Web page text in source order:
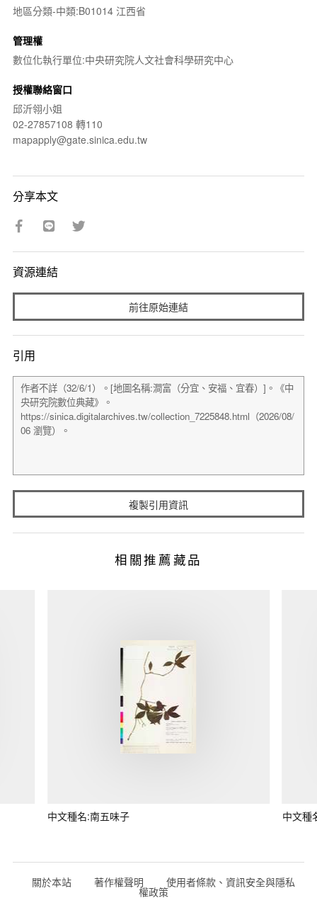
地區分類-中類:B01014 江西省
管理權
數位化執行單位:中央研究院人文社會科學研究中心
授權聯絡窗口
邱沂翎小姐
02-27857108 轉110
mapapply@gate.sinica.edu.tw
分享本文
資源連結
前往原始連結
引用
複製引用資訊
相關推薦藏品
中文種名:南五味子 中文種
關於本站 著作權聲明 使用者條款、資訊安全與隱私
權政策